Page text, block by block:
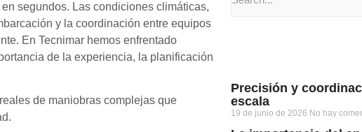
segundos. Las condiciones climáticas,
y la coordinación entre equipos
En Tecnimar hemos enfrentado
de la experiencia, la planificación
de maniobras complejas que
Precisión y
escala
19 de junio de 2026 No hay